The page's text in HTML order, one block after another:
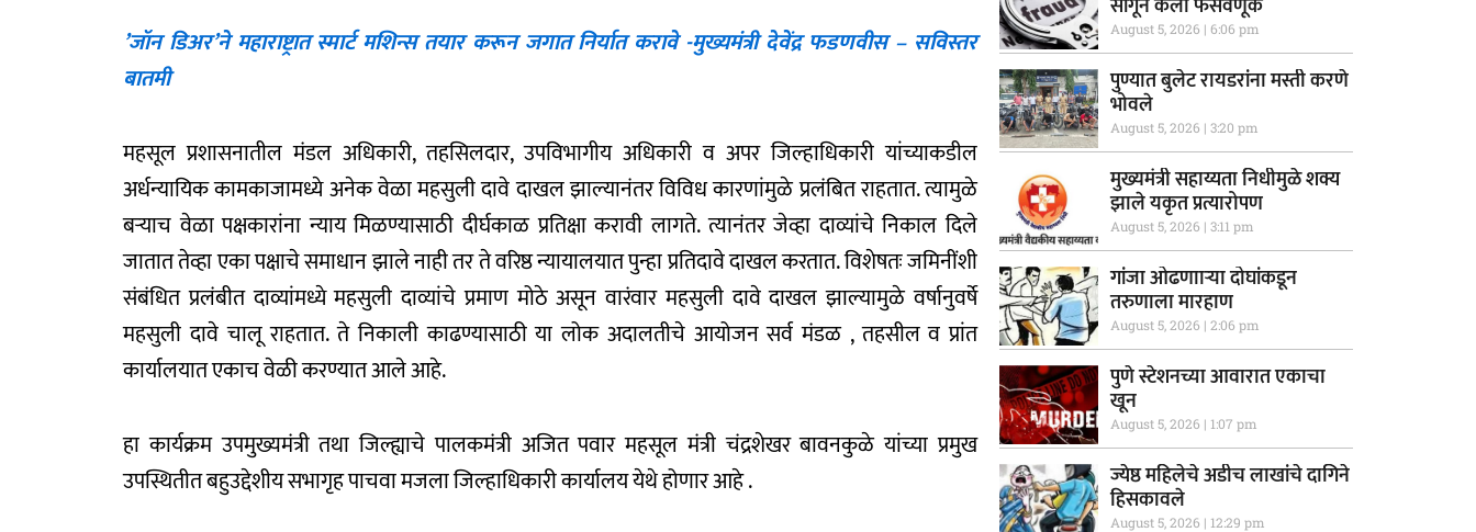
’जॉन डिअर’ने महाराष्ट्रात स्मार्ट मशिन्स तयार करून जगात निर्यात करावे -मुख्यमंत्री देवेंद्र फडणवीस – सविस्तर
बातमी
महसूल प्रशासनातील मंडल अधिकारी, तहसिलदार, उपविभागीय अधिकारी व अपर जिल्हाधिकारी यांच्याकडील
अर्धन्यायिक कामकाजामध्ये अनेक वेळा महसुली दावे दाखल झाल्यानंतर विविध कारणांमुळे प्रलंबित राहतात. त्यामुळे
बऱ्याच वेळा पक्षकारांना न्याय मिळण्यासाठी दीर्घकाळ प्रतिक्षा करावी लागते. त्यानंतर जेव्हा दाव्यांचे निकाल दिले
जातात तेव्हा एका पक्षाचे समाधान झाले नाही तर ते वरिष्ठ न्यायालयात पुन्हा प्रतिदावे दाखल करतात. विशेषतः जमिनींशी
संबंधित प्रलंबीत दाव्यांमध्ये महसुली दाव्यांचे प्रमाण मोठे असून वारंवार महसुली दावे दाखल झाल्यामुळे वर्षानुवर्षे
महसुली दावे चालू राहतात. ते निकाली काढण्यासाठी या लोक अदालतीचे आयोजन सर्व मंडळ , तहसील व प्रांत
कार्यालयात एकाच वेळी करण्यात आले आहे.
हा कार्यक्रम उपमुख्यमंत्री तथा जिल्ह्याचे पालकमंत्री अजित पवार महसूल मंत्री चंद्रशेखर बावनकुळे यांच्या प्रमुख
उपस्थितीत बहुउद्देशीय सभागृह पाचवा मजला जिल्हाधिकारी कार्यालय येथे होणार आहे .
August 5, 2026 6:06 pm
पुण्यात बुलेट रायडरांना मस्ती करणे
भोवले
August 5, 2026 3:20 pm
मुख्यमंत्री सहाय्यता निधीमुळे शक्य
झाले यकृत प्रत्यारोपण
August 5, 2026 3:11 pm
गांजा ओढणााऱ्या दोघांकडून
तरुणाला मारहाण
August 5, 2026 2:06 pm
पुणे स्टेशनच्या आवारात एकाचा
खून
August 5, 2026 1:07 pm
ज्येष्ठ महिलेचे अडीच लाखांचे दागिने
हिसकावले
August 5, 2026 12:29 pm